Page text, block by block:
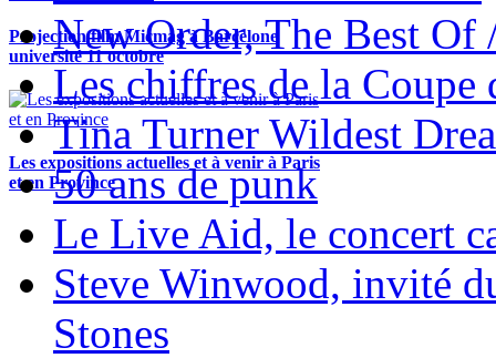
Projection film Micmag à Barcelone
université 11 octobre
Les expositions actuelles et à venir à Paris
et en Province
New Order, The Best Of
Les chiffres de la Coupe
Tina Turner Wildest
50 ans de punk
Le Live Aid, le concert
Steve Winwood, invité
Stones